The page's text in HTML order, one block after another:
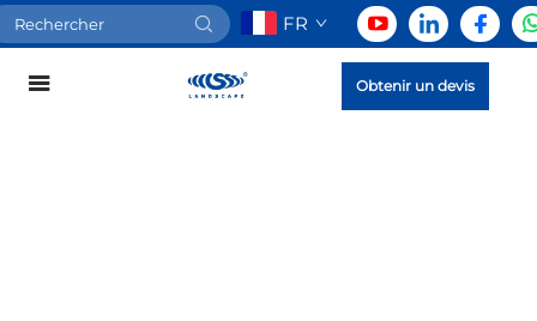
FR
Obtenir un devis